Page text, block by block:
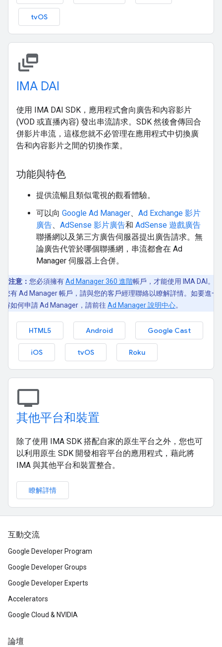
tvOS
dynamic_feed
IMA DAI
使用 IMA DAI SDK，應用程式會向廣告和內容影片
(VOD 或直播內容) 發出串流請求。SDK 然後會傳回合
併影片串流，這樣您就不必管理在應用程式中切換廣
告和內容影片之間的切換作業。
功能與特色
提供流暢且類似電視的觀看體驗。
可以向 Google Ad Manager、 Ad Exchange 影片
廣告、 AdSense 影片廣告和 AdSense 遊戲廣告
聯播網以及第三方廣告伺服器提出廣告請求。無
論廣告代管於哪個聯播網，串流都會在 Ad
Manager 伺服器上合併。
注意： 您必須擁有Ad Manager 360 進階帳戶，才能使用 IMA DAI。如
您有 Ad Manager 帳戶，請與您的客戶經理聯絡以瞭解詳情。如要進一
解如何申請 Ad Manager，請前往 Ad Manager 說明中心。
HTML5 Android Google Cast
iOS tvOS Roku
tv
其他平台和裝置
除了使用 IMA SDK 搭配自家的原生平台之外，您也可
以利用原生 SDK 開發相容平台的應用程式，藉此將
IMA 與其他平台和裝置整合。
瞭解詳情
互動交流
Google Developer Program
Google Developer Groups
Google Developer Experts
Accelerators
Google Cloud & NVIDIA
論壇